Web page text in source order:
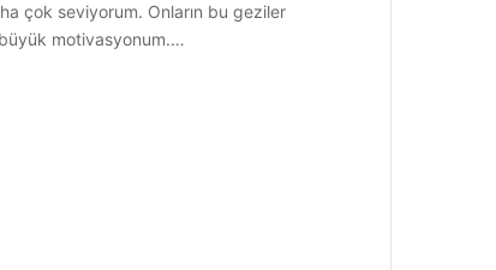
çok seviyorum. Onların bu geziler
büyük motivasyonum.…